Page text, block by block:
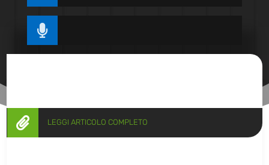

 LEGGI ARTICOLO COMPLETO